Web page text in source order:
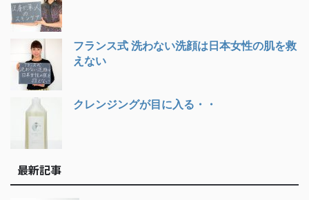
フランス式 洗わない洗顔は日本女性の肌を救
えない
クレンジングが目に入る・・
最新記事